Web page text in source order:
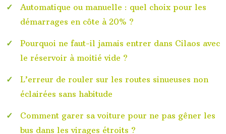
Automatique ou manuelle : quel choix pour les
démarrages en côte à 20% ?
Pourquoi ne faut-il jamais entrer dans Cilaos avec
le réservoir à moitié vide ?
L’erreur de rouler sur les routes sinueuses non
éclairées sans habitude
Comment garer sa voiture pour ne pas gêner les
bus dans les virages étroits ?